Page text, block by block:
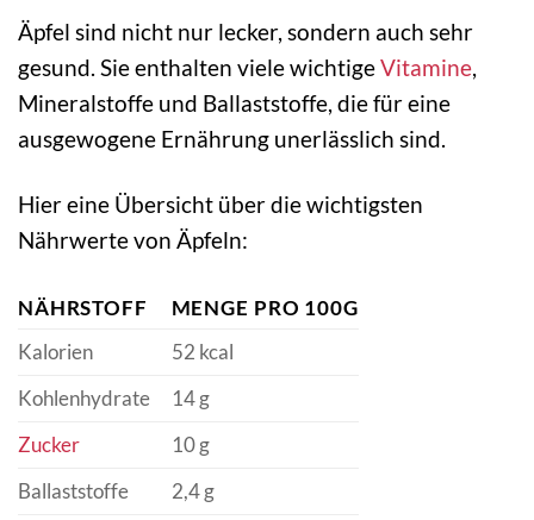
Äpfel sind nicht nur lecker, sondern auch sehr
gesund. Sie enthalten viele wichtigeVitamine,
Mineralstoffe und Ballaststoffe, die für eine
ausgewogene Ernährung unerlässlich sind.
Hier eine Übersicht über die wichtigsten
Nährwerte von Äpfeln:
NÄHRSTOFF
MENGE PRO 100G
Kalorien
52 kcal
Kohlenhydrate
14 g
Zucker
10 g
Ballaststoffe
2,4 g